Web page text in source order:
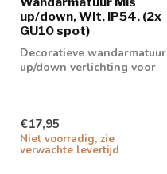
up/down, Wit, IP54, (2x
GU10 spot)
Decoratieve wandarmatuur
up/down verlichting voor
€17,95
Niet voorradig, zie
verwachte levertijd